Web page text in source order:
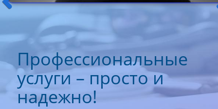
Профессиональные
услуги – просто и
надежно!